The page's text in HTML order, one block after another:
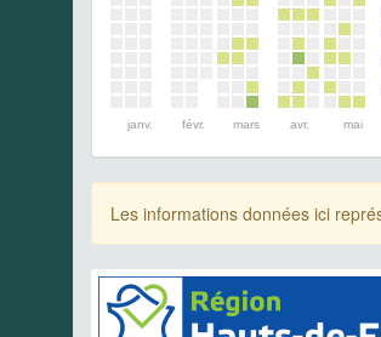
janv. févr. mars avr. mai
Les informations données ici